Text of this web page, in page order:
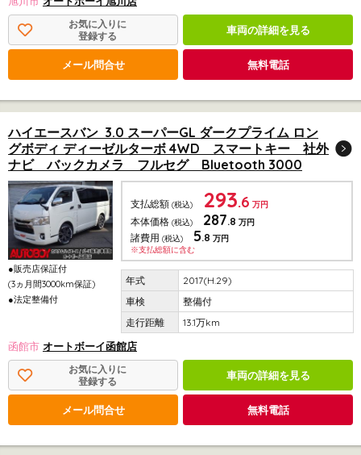
お気に入りに
登録する
車両の詳細を見る
メール問合せ 無料電話
ハイエースバン 3.0 スーパーGL ダークプライム ロン
グボディ ディーゼルターボ 4WD スマートキー 社外
ナビ バックカメラ フルセグ Bluetooth 3000
●販売店保証付
(3ヵ月間3000km保証)
●法定整備付
支払総額 (税込) 293.6 万円
本体価格 (税込) 287.8 万円
諸費用 (税込) 5.8 万円
※支払総額に含む
2017(H.29)
整備付
13.1万km
函館市 オートボーイ函館店
お気に入りに
登録する
車両の詳細を見る
メール問合せ 無料電話